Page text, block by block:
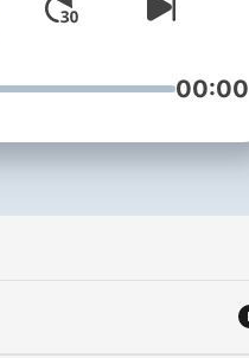
Chaque épisode
et permet de
seul.e 💙
sont là pour toi
Fil Santé
00:00